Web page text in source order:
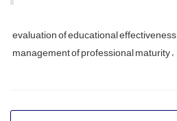
evaluation of educational effectiveness
management of professional maturity